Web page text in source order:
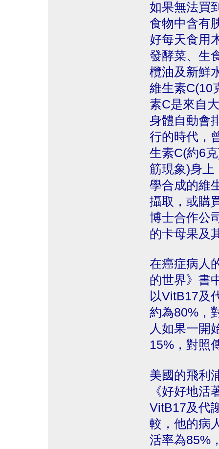
如果無法買
食物中含有
好每天食用
發酵菜、生
欖油及新鮮
維生素C(10
素C是來自
身體自動會
行的時代，
生素C(約6
筋現象)身上
學合成的維
攝取，或購
博士合作公
的卡母果及
在癌症病人
的世界》書
以VitB17及
約為80%，
人如果一開
15%，對照
美國的飛利
《好好地
VitB17及代
較，他的病
活率為85%